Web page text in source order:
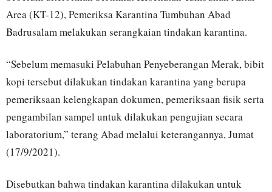
Area (KT-12), Pemeriksa Karantina Tumbuhan Abad
Badrusalam melakukan serangkaian tindakan karantina.
“Sebelum memasuki Pelabuhan Penyeberangan Merak, bibit
kopi tersebut dilakukan tindakan karantina yang berupa
pemeriksaan kelengkapan dokumen, pemeriksaan fisik serta
pengambilan sampel untuk dilakukan pengujian secara
laboratorium,” terang Abad melalui keterangannya, Jumat
(17/9/2021).
Disebutkan bahwa tindakan karantina dilakukan untuk